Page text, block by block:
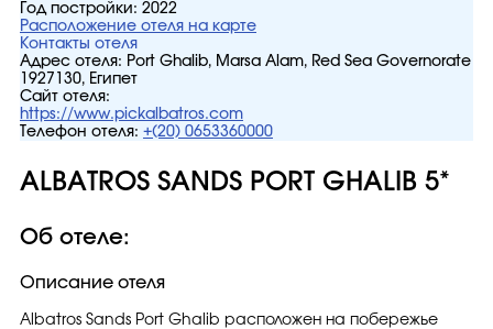
Год постройки: 2022
Расположение отеля на карте
Контакты отеля
Адрес отеля: Port Ghalib, Marsa Alam, Red Sea Governorate
1927130, Египет
Сайт отеля:
https://www.pickalbatros.com
Телефон отеля: +(20) 0653360000
ALBATROS SANDS PORT GHALIB 5*
Об отеле:
Описание отеля
Albatros Sands Port Ghalib расположен на побережье